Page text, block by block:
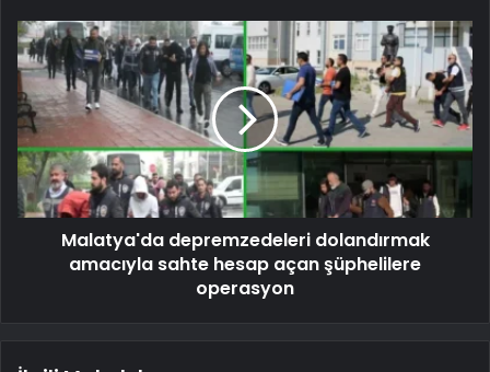
Malatya'da depremzedeleri dolandırmak
amacıyla sahte hesap açan şüphelilere
operasyon